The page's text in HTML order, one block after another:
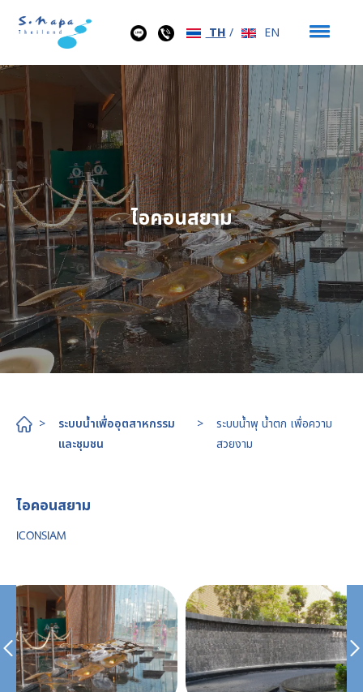
TH / EN
ไอคอนสยาม
>
ระบบน้ำเพื่ออุตสาหกรรม
และชุมชน
>
ระบบน้ำพุ น้ำตก เพื่อความ
สวยงาม
ไอคอนสยาม
ICONSIAM